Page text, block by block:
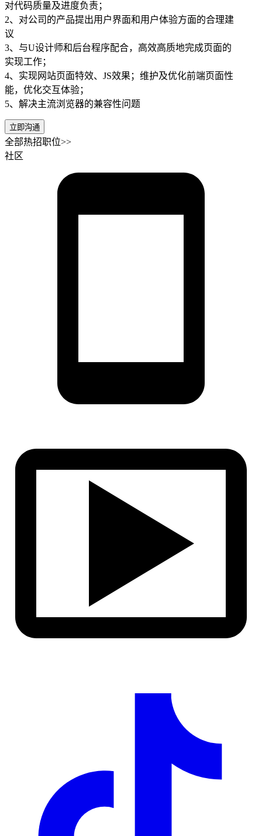
对代码质量及进度负责；
2、对公司的产品提出用户界面和用户体验方面的合理建
议
3、与U设计师和后台程序配合，高效高质地完成页面的
实现工作；
4、实现网站页面特效、JS效果；维护及优化前端页面性
能，优化交互体验；
5、解决主流浏览器的兼容性问题
立即沟通
全部热招职位>>
社区